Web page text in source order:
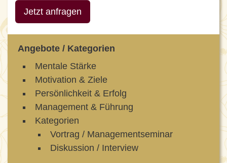
Jetzt anfragen
Angebote / Kategorien
Mentale Stärke
Motivation & Ziele
Persönlichkeit & Erfolg
Management & Führung
Kategorien
Vortrag / Managementseminar
Diskussion / Interview